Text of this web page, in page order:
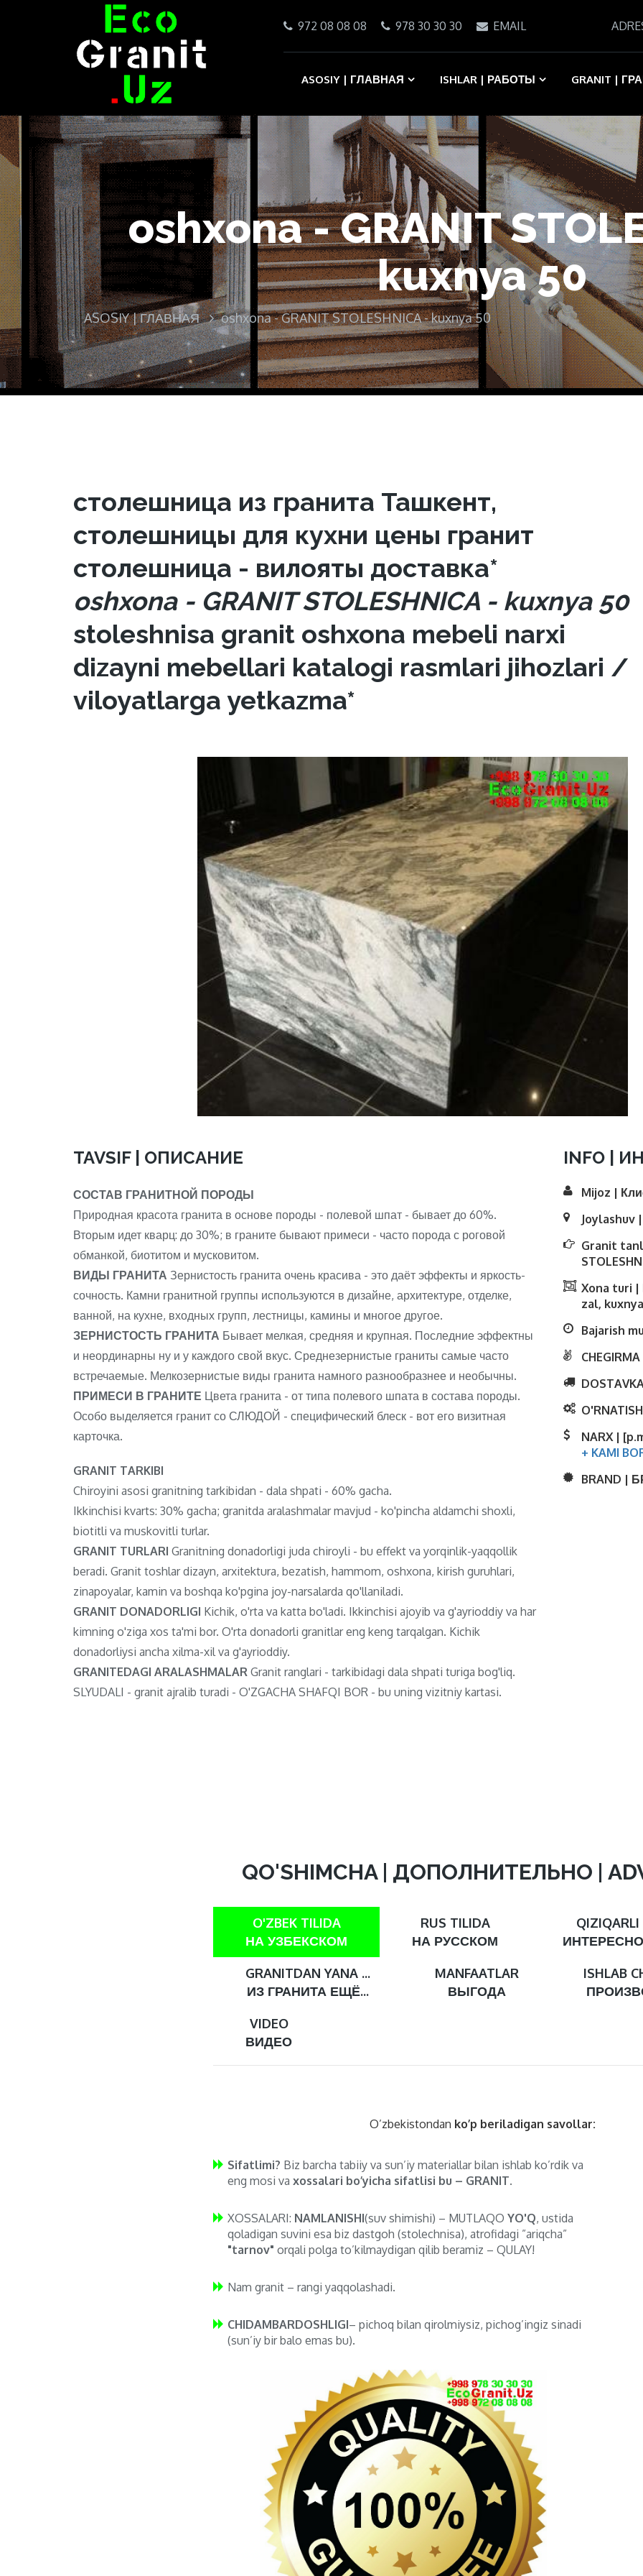
972 08 08 08 978 30 30 30 EMAIL
ASOSIY | ГЛАВНАЯ ISHLAR | РАБОТЫ GRANIT |
oshxona - GRANIT
kuxnya 50
ASOSIY | ГЛАВНАЯ oshxona - GRANIT STOLESHNICA - kuxnya 50
столешница из гранита Ташкент,
столешницы для кухни цены гранит
столешница - вилояты доставка*
oshxona - GRANIT STOLESHNICA - kuxnya 50
stoleshnisa granit oshxona mebeli narxi
dizayni mebellari katalogi rasmlari jihozlari /
viloyatlarga yetkazma*
TAVSIF | ОПИСАНИЕ
СОСТАВ ГРАНИТНОЙ ПОРОДЫ
Природная красота гранита в основе породы - полевой шпат - бывает до 60%.
Вторым идет кварц: до 30%; в граните бывают примеси - часто порода с роговой
обманкой, биотитом и мусковитом.
ВИДЫ ГРАНИТА Зернистость гранита очень красива - это даёт эффекты и яркость-
сочность. Камни гранитной группы используются в дизайне, архитектуре, отделке,
ванной, на кухне, входных групп, лестницы, камины и многое другое.
ЗЕРНИСТОСТЬ ГРАНИТА Бывает мелкая, средняя и крупная. Последние эффектны
и неординарны ну и у каждого свой вкус. Среднезернистые граниты самые часто
встречаемые. Мелкозернистые виды гранита намного разнообразнее и необычны.
ПРИМЕСИ В ГРАНИТЕ Цвета гранита - от типа полевого шпата в состава породы.
Особо выделяется гранит со СЛЮДОЙ - специфический блеск - вот его визитная
карточка.
GRANIT TARKIBI
Chiroyini asosi granitning tarkibidan - dala shpati - 60% gacha.
Ikkinchisi kvarts: 30% gacha; granitda aralashmalar mavjud - ko'pincha aldamchi shoxli,
biotitli va muskovitli turlar.
GRANIT TURLARI Granitning donadorligi juda chiroyli - bu effekt va yorqinlik-yaqqollik
beradi. Granit toshlar dizayn, arxitektura, bezatish, hammom, oshxona, kirish guruhlari,
zinapoyalar, kamin va boshqa ko'pgina joy-narsalarda qo'llaniladi.
GRANIT DONADORLIGI Kichik, o'rta va katta bo'ladi. Ikkinchisi ajoyib va ​​g'ayrioddiy va har
kimning o'ziga xos ta'mi bor. O'rta donadorli granitlar eng keng tarqalgan. Kichik
donadorliysi ancha xilma-xil va g'ayrioddiy.
GRANITEDAGI ARALASHMALAR Granit ranglari - tarkibidagi dala shpati turiga bog'liq.
SLYUDALI - granit ajralib turadi - O'ZGACHA SHAFQI BOR - bu uning vizitniy kartasi.
INFO |
Mijoz |
Joylashuv
Granit
Xona turi |
zal,
Bajarish
NARX |
+ KAMI
BRAND |
QO'SHIMCHA | ДОПОЛНИТЕЛЬНО |
O'ZBEK TILIDA
НА УЗБЕКСКОМ
RUS TILIDA
НА РУССКОМ
QIZIQARLI
GRANITDAN YANA ...
ИЗ ГРАНИТА ЕЩЁ...
MANFAATLAR
ВЫГОДА
ISHLAB
VIDEO
ВИДЕО
O’zbekistondan ko’p beriladigan savollar:
Sifatlimi? Biz barcha tabiiy va sun’iy materiallar bilan ishlab ko’rdik va
eng mosi va xossalari bo’yicha sifatlisi bu – GRANIT.
XOSSALARI: NAMLANISHI(suv shimishi) – MUTLAQO YO'Q, ustida
qoladigan suvini esa biz dastgoh (stolechnisa), atrofidagi ”ariqcha”
"tarnov" orqali polga to’kilmaydigan qilib beramiz – QULAY!
Nam granit – rangi yaqqolashadi.
CHIDAMBARDOSHLIGI– pichoq bilan qirolmiysiz, pichog’ingiz sinadi
(sun’iy bir balo emas bu).